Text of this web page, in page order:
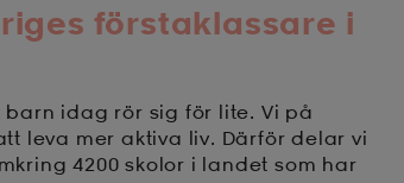
förstaklassare i
idag rör sig för lite. Vi på
leva mer aktiva liv. Därför delar vi
4200 skolor i landet som har